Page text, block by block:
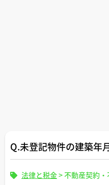
Q.未登記物件の建築年
法律と税金>不動産契約